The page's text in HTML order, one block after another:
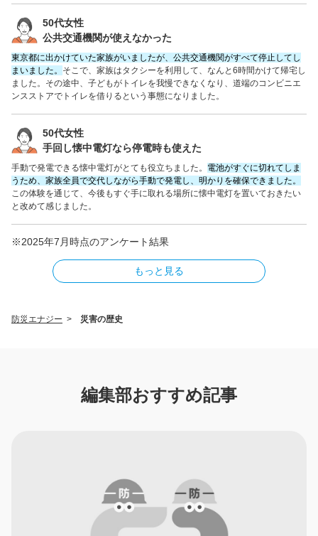
50代女性
公共交通機関が使えなかった
東京都に出かけていた家族がいましたが、公共交通機関がすべて停止してし
まいました。 そこで、家族はタクシーを利用して、なんと6時間かけて帰宅し
ました。その途中、子どもがトイレを我慢できなくなり、道端のコンビニエ
ンスストアでトイレを借りるという事態になりました。
50代女性
手回し懐中電灯なら停電時も使えた
手動で発電できる懐中電灯がとても役立ちました。 電池がすぐに切れてしま
うため、家族全員で交代しながら手動で発電し、明かりを確保できました。
この体験を通じて、今後もすぐ手に取れる場所に懐中電灯を置いておきたい
と改めて感じました。
※2025年7月時点のアンケート結果
もっと見る
防災エナジー > 災害の歴史
編集部おすすめ記事